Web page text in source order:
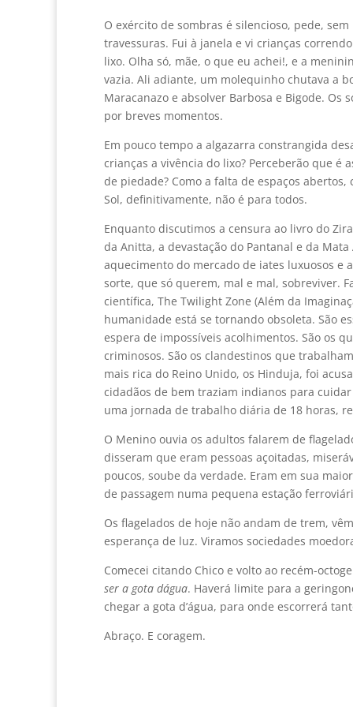
O exército de sombras é silencioso, pede,
travessuras. Fui à janela e vi crianças
lixo. Olha só, mãe, o que eu achei!, e a
vazia. Ali adiante, um molequinho chutava a
Maracanazo e absolver Barbosa e Bigode.
por breves momentos.
Em pouco tempo a algazarra constrangida
crianças a vivência do lixo? Perceberão que é
de piedade? Como a falta de espaços
Sol, definitivamente, não é para todos.
Enquanto discutimos a censura ao livro do
da Anitta, a devastação do Pantanal e da
aquecimento do mercado de iates luxuosos
sorte, que só querem, mal e mal, sobreviver.
científica, The Twilight Zone (Além da
humanidade está se tornando obsoleta. São
espera de impossíveis acolhimentos. São os
criminosos. São os clandestinos que
mais rica do Reino Unido, os Hinduja, foi
cidadãos de bem traziam indianos para
uma jornada de trabalho diária de 18 horas,
O Menino ouvia os adultos falarem de
disseram que eram pessoas açoitadas,
poucos, soube da verdade. Eram em sua
de passagem numa pequena estação
Os flagelados de hoje não andam de trem,
esperança de luz. Viramos sociedades
Comecei citando Chico e volto ao recém-
ser a gota dágua. Haverá limite para a
chegar a gota d’água, para onde escorrerá
Abraço. E coragem.